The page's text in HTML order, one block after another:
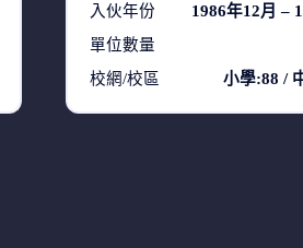
入伙年份
1986年12月 –
單位數量
校網/校區
小學:88 /